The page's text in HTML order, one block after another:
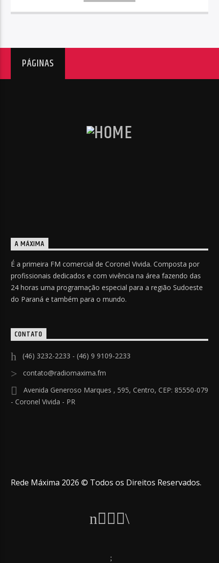
PÁGINAS
A MÁXIMA
É a primeira FM comercial de Coronel Vivida. Composta por
profissionais dedicados e com vivência na área fazendo das
24 horas uma programação especial para a região Sudoeste
do Paraná e também para o mundo.
CONTATO
(46) 3232-2233 - (46) 9 9109-2233
contato@radiomaxima.fm
Avenida Generoso Marques , 595, Centro, CEP: 85550-079
- Coronel Vivida - PR
Rede Máxima 2026 © Todos os Direitos Reservados.